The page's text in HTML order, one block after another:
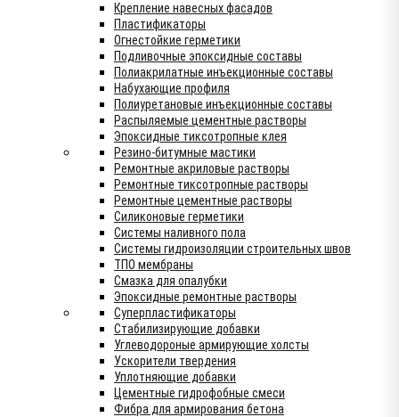
Крепление навесных фасадов
Пластификаторы
Огнестойкие герметики
Подливочные эпоксидные составы
Полиакрилатные инъекционные составы
Набухающие профиля
Полиуретановые инъекционные составы
Распыляемые цементные растворы
Эпоксидные тиксотропные клея
Резино-битумные мастики
Ремонтные акриловые растворы
Ремонтные тиксотропные растворы
Ремонтные цементные растворы
Силиконовые герметики
Системы наливного пола
Системы гидроизоляции строительных швов
ТПО мембраны
Смазка для опалубки
Эпоксидные ремонтные растворы
Суперпластификаторы
Стабилизирующие добавки
Углеводороные армирующие холсты
Ускорители твердения
Уплотняющие добавки
Цементные гидрофобные смеси
Фибра для армирования бетона